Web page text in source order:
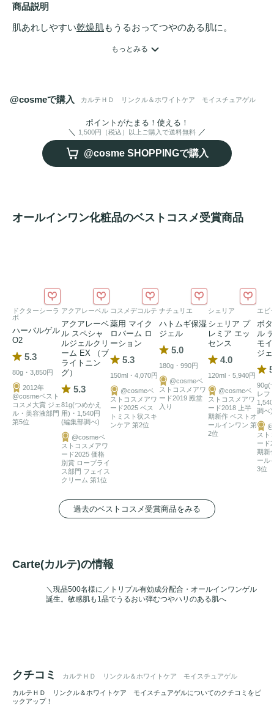
商品説明
肌あれしやすい乾燥肌もうるおってつやのある肌に。
もっとみる
@cosmeで購入 カルテＨＤ リンクル＆ホワイトケア モイスチュアゲル
ポイントがたまる！使える！
1,500円（税込）以上ご購入で送料無料
@cosme SHOPPINGで購入
オールインワン化粧品のベストコスメ受賞商品
ドクターシーラ
ボ
ハーバルゲル
O2
5.3
80g・3,850円
2012年
@cosmeベスト
コスメ大賞 ジェ
ル・美容液部門
第5位
アクアレーベル
アクアレーベ
ル スペシャ
ルジェルクリ
ーム EX （ブ
ライトニン
グ）
5.3
81g(つめかえ
用)・1,540円
(編集部調べ)
@cosmeベ
ストコスメアワ
ード2025 価格
別賞 ロープライ
ス部門 フェイス
クリーム 第1位
コスメデコルテ
薬用 マイク
ロバーム ロ
ーション
5.3
150ml・4,070円
@cosmeベ
ストコスメアワ
ード2025 ベス
トミスト状スキ
ンケア 第2位
ナチュリエ
ハトムギ保湿
ジェル
5.0
180g・990円
@cosmeベ
ストコスメアワ
ード2019 殿堂
入り
シェリア
シェリア プ
レミア エッ
センス
4.0
120ml・5,940円
@cosmeベ
ストコスメアワ
ード2018 上半
期新作 ベストオ
ールインワン 第
2位
エビ
ボ
ル
モ
ジ
90g(
レフ
調べ)
スト
ード
期新
ール
3位
過去のベストコスメ受賞商品をみる
Carte(カルテ)の情報
＼現品500名様に／トリプル有効成分配合・オールインワンゲル
誕生。敏感肌も1品でうるおい弾むつやハリのある肌へ
クチコミ カルテＨＤ リンクル＆ホワイトケア モイスチュアゲル
カルテＨＤ リンクル＆ホワイトケア モイスチュアゲルについてのクチコミをピ
ックアップ！